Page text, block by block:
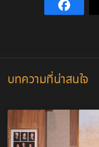
บทความที่น่าสนใจ